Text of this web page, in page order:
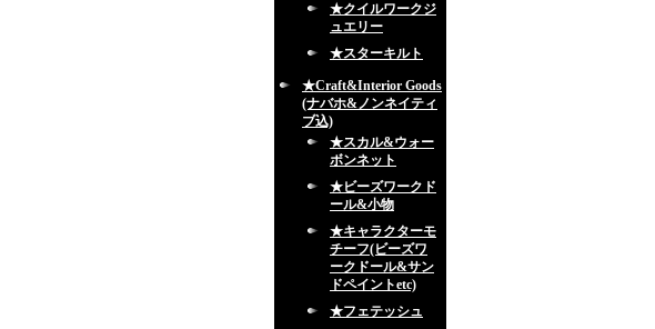
★クイルワークジ
ュエリー
★スターキルト
★Craft&Interior Goods
(ナバホ&ノンネイティ
ブ込)
★スカル&ウォー
ボンネット
★ビーズワークド
ール&小物
★キャラクターモ
チーフ(ビーズワ
ークドール&サン
ドペイントetc)
★フェテッシュ